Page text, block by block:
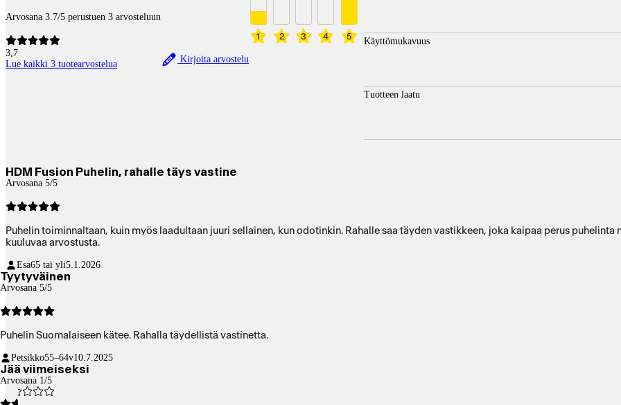
Arvosana 3.7/5 perustuen 3 arvosteluun
3,7
Lue kaikki 3 tuotearvostelua
Kirjoita arvostelu
1 2 3 4 5 Käyttömukavuus
Tuotteen laatu
HDM Fusion Puhelin, rahalle täys vastine
Arvosana 5/5
Puhelin toiminnaltaan, kuin myös laadultaan juuri sellainen, kun odotinkin. Rahalle saa täyden vastikkeen, joka kaipaa perus
kuuluvaa arvostusta.
Esa65 tai yli5.1.2026
Tyytyväinen
Arvosana 5/5
Puhelin Suomalaiseen kätee. Rahalla täydellistä vastinetta.
Petsikko55–64v10.7.2025
Jää viimeiseksi
Arvosana 1/5